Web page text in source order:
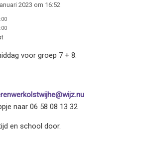
2023 om 16:52
voor groep 7 + 8.
naar 06 58 08 13 32
en school door.